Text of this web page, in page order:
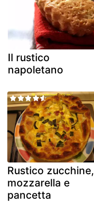
Il rustico
napoletano
Rustico zucchine,
mozzarella e
pancetta